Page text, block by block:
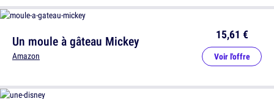
Un moule à gâteau Mickey
Amazon
15,61 €
Voir l'offre